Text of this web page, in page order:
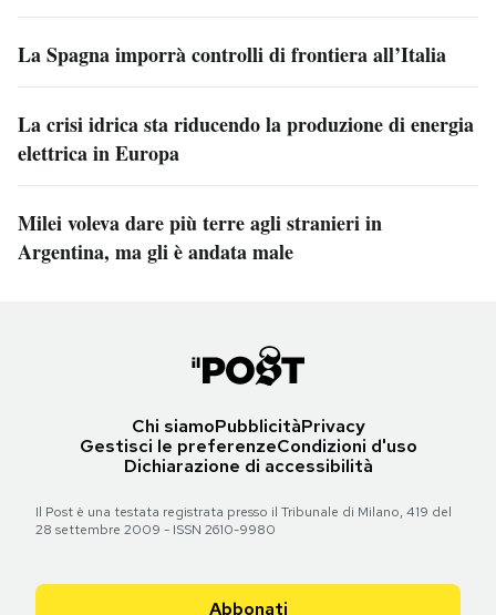
La Spagna imporrà controlli di frontiera all’Italia
La crisi idrica sta riducendo la produzione di energia
elettrica in Europa
Milei voleva dare più terre agli stranieri in
Argentina, ma gli è andata male
Chi siamoPubblicitàPrivacy
Gestisci le preferenzeCondizioni d'uso
Dichiarazione di accessibilità
Il Post è una testata registrata presso il Tribunale di Milano, 419 del
28 settembre 2009 - ISSN 2610-9980
Abbonati